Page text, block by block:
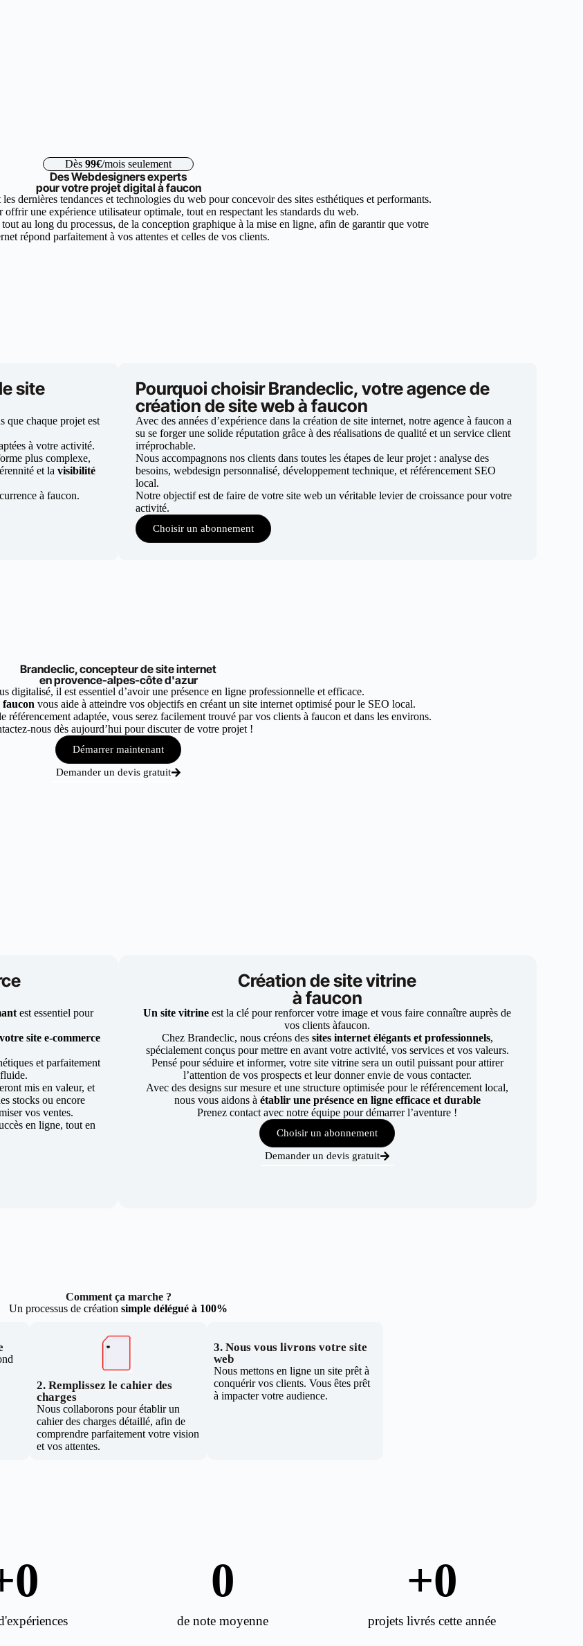
Dès 99€/mois seulement
Des Webdesigners experts
pour votre projet digital à faucon
dernières tendances et technologies du web pour concevoir des sites esthétiques et performants.
offrir une expérience utilisateur optimale, tout en respectant les standards du web.
au long du processus, de la conception graphique à la mise en ligne, afin de garantir que votre
répond parfaitement à vos attentes et celles de vos clients.
site
que chaque projet est
à votre activité.
plus complexe,
et lavisibilité
à faucon.
Pourquoi choisir Brandeclic, votre agence de
création de site web à faucon
Avec des années d’expérience dans la création de site internet, notre agence à faucon a
su se forger une solide réputation grâce à des réalisations de qualité et un service client
irréprochable.
Nous accompagnons nos clients dans toutes les étapes de leur projet : analyse des
besoins, webdesign personnalisé, développement technique, et référencement SEO
local.
Notre objectif est de faire de votre site web un véritable levier de croissance pour votre
activité.
Choisir un abonnement
Brandeclic, concepteur de site internet
en provence-alpes-côte d'azur
digitalisé, il est essentiel d’avoir une présence en ligne professionnelle et efficace.
faucon vous aide à atteindre vos objectifs en créant un site internet optimisé pour le SEO local.
référencement adaptée, vous serez facilement trouvé par vos clients à faucon et dans les environs.
nous dès aujourd’hui pour discuter de votre projet !
Démarrer maintenant
Demander un devis gratuit
est essentiel pour
site e-commerce
et parfaitement
mis en valeur, et
stocks ou encore
vos ventes.
en ligne, tout en
Création de site vitrine
à faucon
Un site vitrine est la clé pour renforcer votre image et vous faire connaître auprès de
vos clients àfaucon.
Chez Brandeclic, nous créons dessites internet élégants et professionnels,
spécialement conçus pour mettre en avant votre activité, vos services et vos valeurs.
Pensé pour séduire et informer, votre site vitrine sera un outil puissant pour attirer
l’attention de vos prospects et leur donner envie de vous contacter.
Avec des designs sur mesure et une structure optimisée pour le référencement local,
nous vous aidons à établir une présence en ligne efficace et durable
Prenez contact avec notre équipe pour démarrer l’aventure !
Choisir un abonnement
Demander un devis gratuit
Comment ça marche ?
Un processus de création simple délégué à 100%
2. Remplissez le cahier des
charges
Nous collaborons pour établir un
cahier des charges détaillé, afin de
comprendre parfaitement votre vision
et vos attentes.
3. Nous vous livrons votre site
web
Nous mettons en ligne un site prêt à
conquérir vos clients. Vous êtes prêt
à impacter votre audience.
0
de note moyenne
0
projets livrés cette année
+0